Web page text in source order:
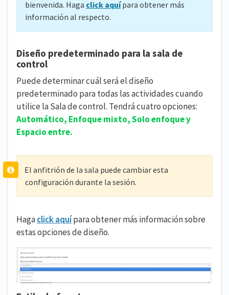
bienvenida. Haga click aquípara obtener más
información al respecto.
Diseño predeterminado para la sala de
control
Puede determinar cuál será el diseño
predeterminado para todas las actividades cuando
utilice la Sala de control. Tendrá cuatro opciones:
Automático, Enfoque mixto, Solo enfoque y
Espacio entre.
El anfitrión de la sala puede cambiar esta
configuración durante la sesión.
Hagaclick aquípara obtener más información sobre
estas opciones de diseño.